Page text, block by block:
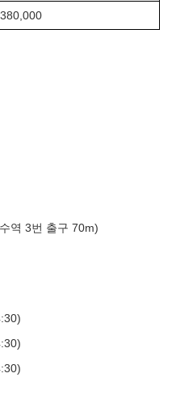
380,000
역 3번 출구 70m)